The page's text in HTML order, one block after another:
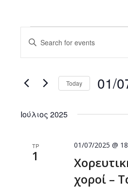
Events
Search
and
Views
Navigation
Enter
Keyword.
Search
Events
Today 01/
Ιούλιος 2025
ΤΡ
1
χοροί –
01/07/2025 @